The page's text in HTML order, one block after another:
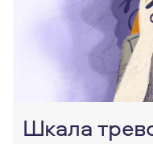
Шкала